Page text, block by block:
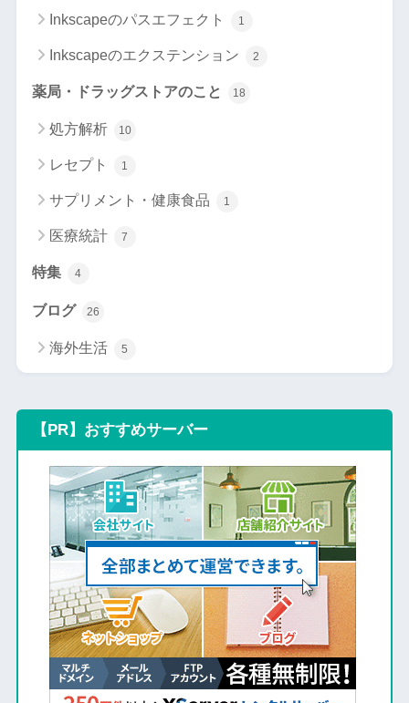
Inkscapeのパスエフェクト 1
Inkscapeのエクステンション 2
薬局・ドラッグストアのこと 18
処方解析 10
レセプト 1
サプリメント・健康食品 1
医療統計 7
特集 4
ブログ 26
海外生活 5
【PR】おすすめサーバー